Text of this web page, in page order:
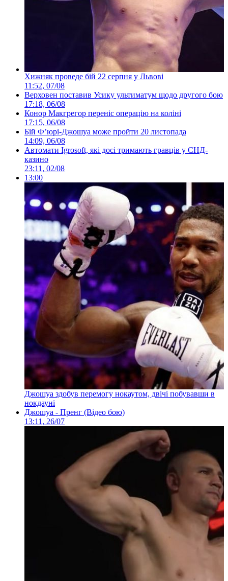
Хижняк проведе бій 22 серпня у Львові
11:52, 07/08
Верховен поставив Усику ультиматум щодо другого бою
17:18, 06/08
Конор Макгрегор переніс операцію на коліні
17:15, 06/08
Бій Ф’юрі-Джошуа може пройти 20 листопада
14:09, 06/08
Автомати Igrosoft, які досі тримають гравців у СНД-
казино
23:11, 02/08
13:00
Джошуа здобув перемогу нокаутом, двічі побувавши в
нокдауні
Джошуа - Пренг (Відео бою)
13:11, 26/07